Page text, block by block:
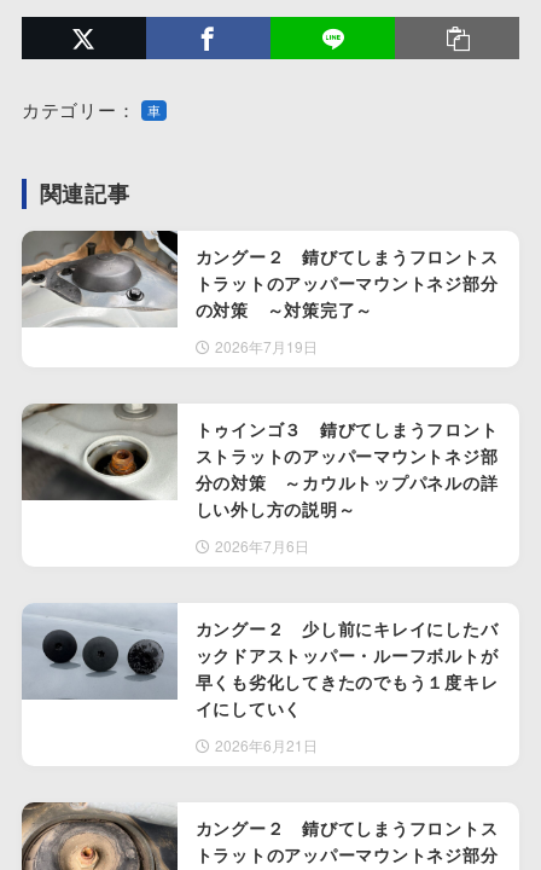
カテゴリー： 車
関連記事
カングー２ 錆びてしまうフロントス
トラットのアッパーマウントネジ部分
の対策 ～対策完了～
2026年7月19日
トゥインゴ３ 錆びてしまうフロント
ストラットのアッパーマウントネジ部
分の対策 ～カウルトップパネルの詳
しい外し方の説明～
2026年7月6日
カングー２ 少し前にキレイにしたバ
ックドアストッパー・ルーフボルトが
早くも劣化してきたのでもう１度キレ
イにしていく
2026年6月21日
カングー２ 錆びてしまうフロントス
トラットのアッパーマウントネジ部分